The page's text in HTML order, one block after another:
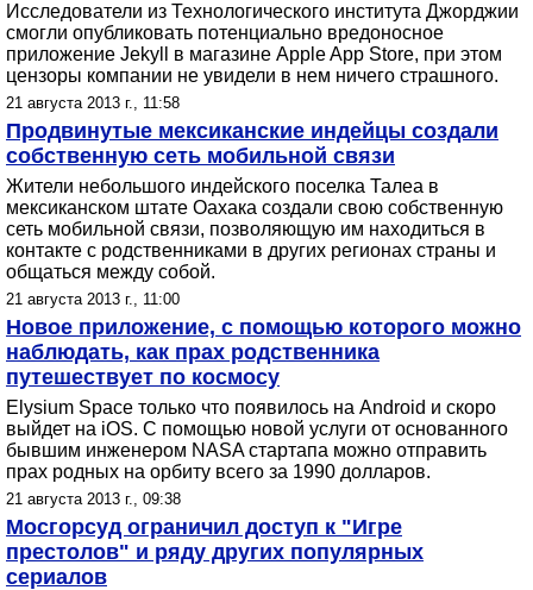
Исследователи из Технологического института Джорджии
смогли опубликовать потенциально вредоносное
приложение Jekyll в магазине Apple App Store, при этом
цензоры компании не увидели в нем ничего страшного.
21 августа 2013 г., 11:58
Продвинутые мексиканские индейцы создали
собственную сеть мобильной связи
Жители небольшого индейского поселка Талеа в
мексиканском штате Оахака создали свою собственную
сеть мобильной связи, позволяющую им находиться в
контакте с родственниками в других регионах страны и
общаться между собой.
21 августа 2013 г., 11:00
Новое приложение, с помощью которого можно
наблюдать, как прах родственника
путешествует по космосу
Elysium Space только что появилось на Android и скоро
выйдет на iOS. С помощью новой услуги от основанного
бывшим инженером NASA стартапа можно отправить
прах родных на орбиту всего за 1990 долларов.
21 августа 2013 г., 09:38
Мосгорсуд ограничил доступ к "Игре
престолов" и ряду других популярных
сериалов